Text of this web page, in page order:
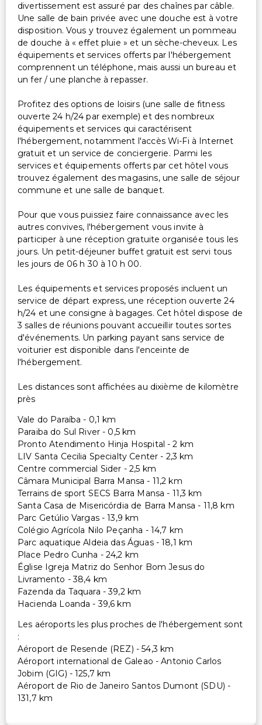
divertissement est assuré par des chaînes par câble.
Une salle de bain privée avec une douche est à votre
disposition. Vous y trouvez également un pommeau
de douche à « effet pluie » et un sèche-cheveux. Les
équipements et services offerts par l'hébergement
comprennent un téléphone, mais aussi un bureau et
un fer / une planche à repasser.
Profitez des options de loisirs (une salle de fitness
ouverte 24 h/24 par exemple) et des nombreux
équipements et services qui caractérisent
l'hébergement, notamment l'accès Wi-Fi à Internet
gratuit et un service de conciergerie. Parmi les
services et équipements offerts par cet hôtel vous
trouvez également des magasins, une salle de séjour
commune et une salle de banquet.
Pour que vous puissiez faire connaissance avec les
autres convives, l'hébergement vous invite à
participer à une réception gratuite organisée tous les
jours. Un petit-déjeuner buffet gratuit est servi tous
les jours de 06 h 30 à 10 h 00.
Les équipements et services proposés incluent un
service de départ express, une réception ouverte 24
h/24 et une consigne à bagages. Cet hôtel dispose de
3 salles de réunions pouvant accueillir toutes sortes
d'événements. Un parking payant sans service de
voiturier est disponible dans l'enceinte de
l'hébergement.
Les distances sont affichées au dixième de kilomètre
près
Vale do Paraíba - 0,1 km
Paraiba do Sul River - 0,5 km
Pronto Atendimento Hinja Hospital - 2 km
LIV Santa Cecilia Specialty Center - 2,3 km
Centre commercial Sider - 2,5 km
Câmara Municipal Barra Mansa - 11,2 km
Terrains de sport SECS Barra Mansa - 11,3 km
Santa Casa de Misericórdia de Barra Mansa - 11,8 km
Parc Getúlio Vargas - 13,9 km
Colégio Agrícola Nilo Peçanha - 14,7 km
Parc aquatique Aldeia das Águas - 18,1 km
Place Pedro Cunha - 24,2 km
Église Igreja Matriz do Senhor Bom Jesus do
Livramento - 38,4 km
Fazenda da Taquara - 39,2 km
Hacienda Loanda - 39,6 km
Les aéroports les plus proches de l'hébergement sont
:
Aéroport de Resende (REZ) - 54,3 km
Aéroport international de Galeao - Antonio Carlos
Jobim (GIG) - 125,7 km
Aéroport de Rio de Janeiro Santos Dumont (SDU) -
131,7 km